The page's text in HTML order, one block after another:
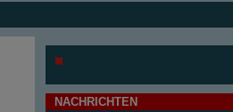
NACHRICHTEN